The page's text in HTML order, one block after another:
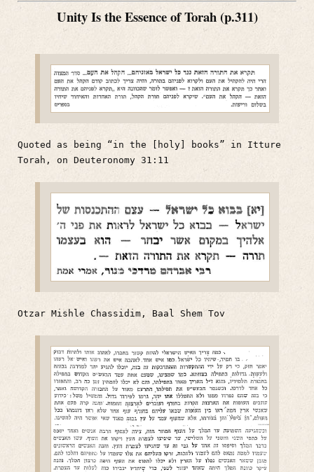
Unity Is the Essence of Torah (p.311)
Quoted as being “in the [holy] books” in Itture
Torah, on Deuteronomy 31:11
Otzar Mishle Chassidim, Baal Shem Tov